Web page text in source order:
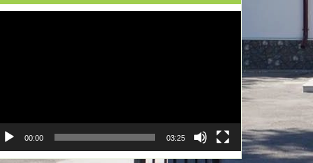
00:00 03:25